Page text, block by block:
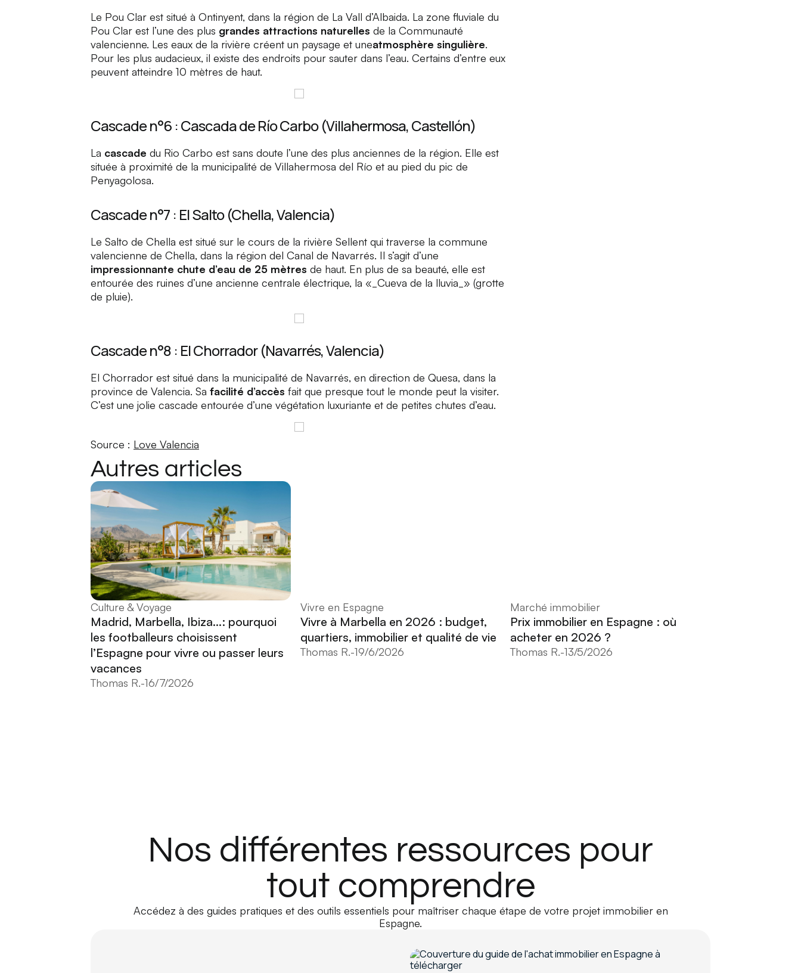
Le Pou Clar est situé à Ontinyent, dans la région de La Vall d’Albaida. La zone fluviale du
Pou Clar est l’une des plus grandes attractions naturelles de la Communauté
valencienne. Les eaux de la rivière créent un paysage et uneatmosphère singulière.
Pour les plus audacieux, il existe des endroits pour sauter dans l’eau. Certains d’entre eux
peuvent atteindre 10 mètres de haut.
Cascade n°6 : Cascada de Río Carbo (Villahermosa, Castellón)
La cascade du Rio Carbo est sans doute l’une des plus anciennes de la région. Elle est
située à proximité de la municipalité de Villahermosa del Río et au pied du pic de
Penyagolosa.
Cascade n°7 : El Salto (Chella, Valencia)
Le Salto de Chella est situé sur le cours de la rivière Sellent qui traverse la commune
valencienne de Chella, dans la région del Canal de Navarrés. Il s’agit d’une
impressionnante chute d’eau de 25 mètres de haut. En plus de sa beauté, elle est
entourée des ruines d’une ancienne centrale électrique, la «_Cueva de la lluvia_» (grotte
de pluie).
Cascade n°8 : El Chorrador (Navarrés, Valencia)
El Chorrador est situé dans la municipalité de Navarrés, en direction de Quesa, dans la
province de Valencia. Sa facilité d’accès fait que presque tout le monde peut la visiter.
C’est une jolie cascade entourée d’une végétation luxuriante et de petites chutes d’eau.
Source : Love Valencia
Autres articles
Culture & Voyage
Madrid, Marbella, Ibiza...: pourquoi
les footballeurs choisissent
l’Espagne pour vivre ou passer leurs
vacances
Thomas R.-16/7/2026
Vivre en Espagne
Vivre à Marbella en 2026 : budget,
quartiers, immobilier et qualité de vie
Thomas R.-19/6/2026
Marché immobilier
Prix immobilier en Espagne : où
acheter en 2026 ?
Thomas R.-13/5/2026
Nos différentes ressources pour
tout comprendre
Accédez à des guides pratiques et des outils essentiels pour maîtriser chaque étape de votre projet immobilier en
Espagne.